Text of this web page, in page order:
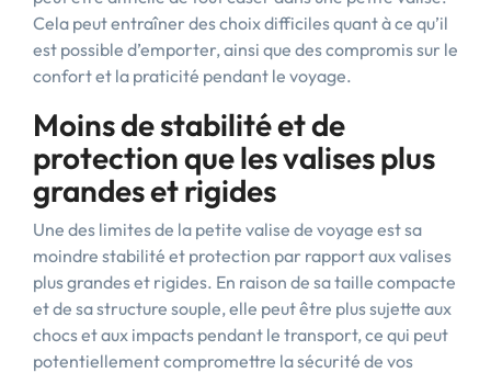
Cela peut entraîner des choix difficiles quant à ce qu’il
est possible d’emporter, ainsi que des compromis sur le
confort et la praticité pendant le voyage.
Moins de stabilité et de
protection que les valises plus
grandes et rigides
Une des limites de la petite valise de voyage est sa
moindre stabilité et protection par rapport aux valises
plus grandes et rigides. En raison de sa taille compacte
et de sa structure souple, elle peut être plus sujette aux
chocs et aux impacts pendant le transport, ce qui peut
potentiellement compromettre la sécurité de vos